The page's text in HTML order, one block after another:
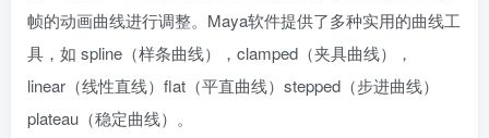
帧的动画曲线进行调整。Maya软件提供了多种实用的曲线工
具，如 spline（样条曲线），clamped（夹具曲线），
linear（线性直线）flat（平直曲线）stepped（步进曲线）
plateau（稳定曲线）。